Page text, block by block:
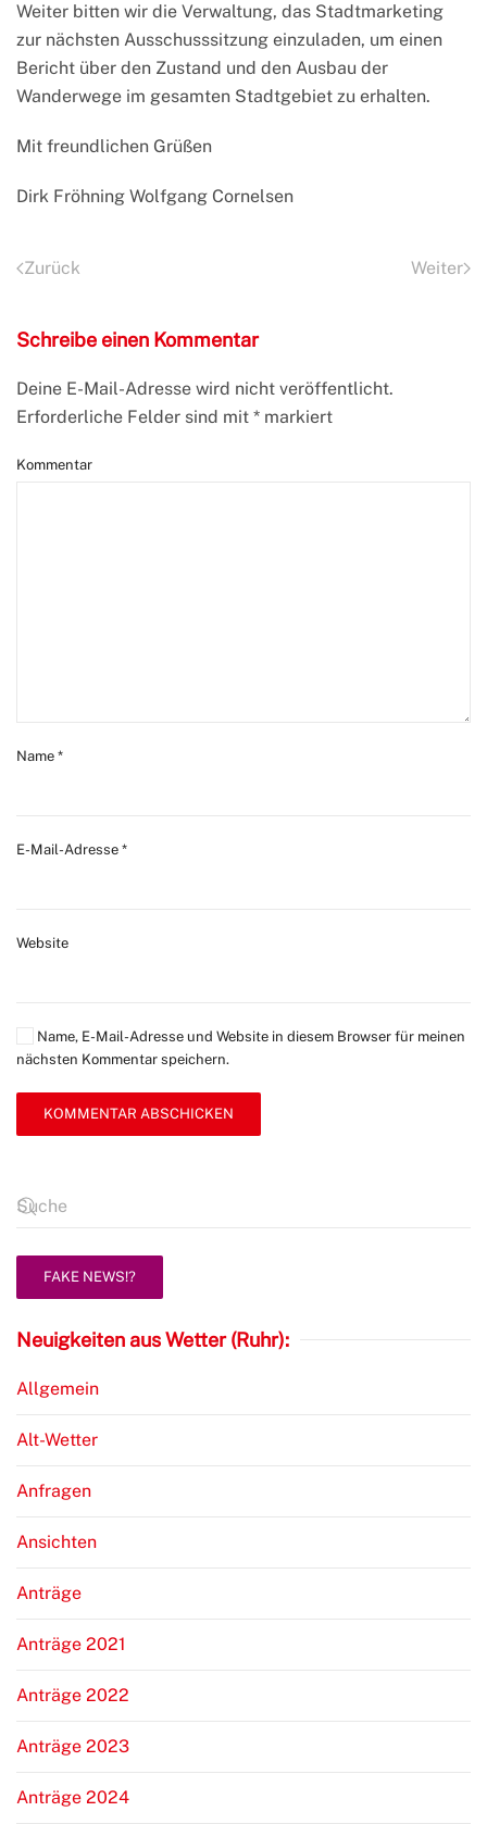
Weiter bitten wir die Verwaltung, das Stadtmarketing
zur nächsten Ausschusssitzung einzuladen, um einen
Bericht über den Zustand und den Ausbau der
Wanderwege im gesamten Stadtgebiet zu erhalten.
Mit freundlichen Grüßen
Dirk Fröhning Wolfgang Cornelsen
Zurück Weiter
Schreibe einen Kommentar
Deine E-Mail-Adresse wird nicht veröffentlicht.
Erforderliche Felder sind mit * markiert
Kommentar
Name *
E-Mail-Adresse *
Website
Name, E-Mail-Adresse und Website in diesem Browser für meinen
nächsten Kommentar speichern.
KOMMENTAR ABSCHICKEN
FAKE NEWS!?
Neuigkeiten aus Wetter (Ruhr):
Allgemein
Alt-Wetter
Anfragen
Ansichten
Anträge
Anträge 2021
Anträge 2022
Anträge 2023
Anträge 2024